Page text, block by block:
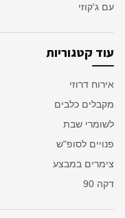
עם ג'קוזי
עוד קטגוריות
אירוח דרוזי
מקבלים כלבים
לשומרי שבת
פנויים לסופ"ש
צימרים במבצע
דקה 90